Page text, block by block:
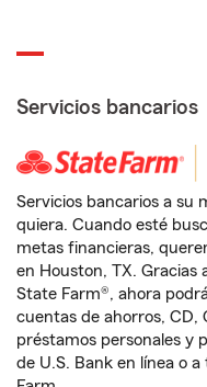
Servicios bancarios
Servicios bancarios a su
quiera. Cuando esté
metas financieras,
en Houston, TX. Gracias
State Farm®, ahora
cuentas de ahorros, CD,
préstamos personales y
de U.S. Bank en línea o